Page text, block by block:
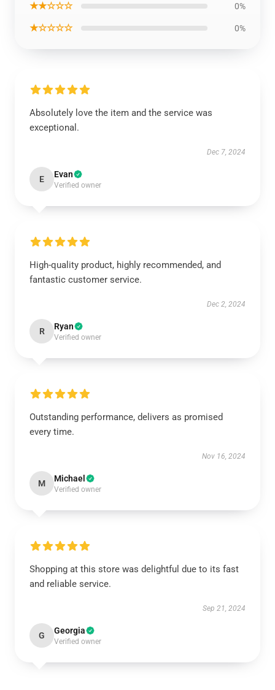
★★☆☆☆ 0%
★☆☆☆☆ 0%
Absolutely love the item and the service was
exceptional.
Dec 7, 2024
E Evan
Verified owner
High-quality product, highly recommended, and
fantastic customer service.
Dec 2, 2024
R Ryan
Verified owner
Outstanding performance, delivers as promised
every time.
Nov 16, 2024
M Michael
Verified owner
Shopping at this store was delightful due to its fast
and reliable service.
Sep 21, 2024
G Georgia
Verified owner